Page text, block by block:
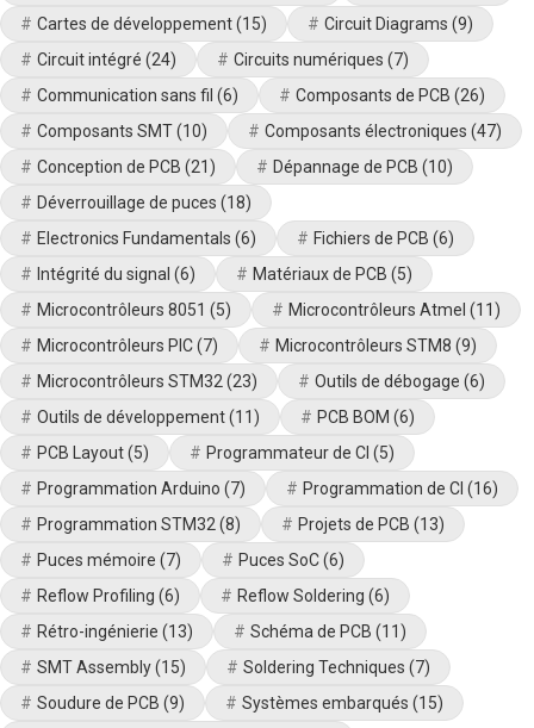
Cartes de développement(15) Circuit Diagrams (9)
Circuit intégré (24) Circuits numériques (7)
Communication sans fil (6) Composants de PCB (26)
Composants SMT(10) Composants électroniques (47)
Conception de PCB (21) Dépannage de PCB (10)
Déverrouillage de puces (18)
Electronics Fundamentals (6) Fichiers de PCB (6)
Intégrité du signal (6) Matériaux de PCB (5)
Microcontrôleurs 8051 (5) Microcontrôleurs Atmel (11)
Microcontrôleurs PIC(7) Microcontrôleurs STM8 (9)
Microcontrôleurs STM32 (23) Outils de débogage (6)
Outils de développement(11) PCB BOM (6)
PCB Layout(5) Programmateur de CI (5)
Programmation Arduino (7) Programmation de CI (16)
Programmation STM32 (8) Projets de PCB (13)
Puces mémoire (7) Puces SoC(6)
Reflow Profiling (6) Reflow Soldering (6)
Rétro-ingénierie (13) Schéma de PCB (11)
SMT Assembly(15) Soldering Techniques (7)
Soudure de PCB (9) Systèmes embarqués (15)